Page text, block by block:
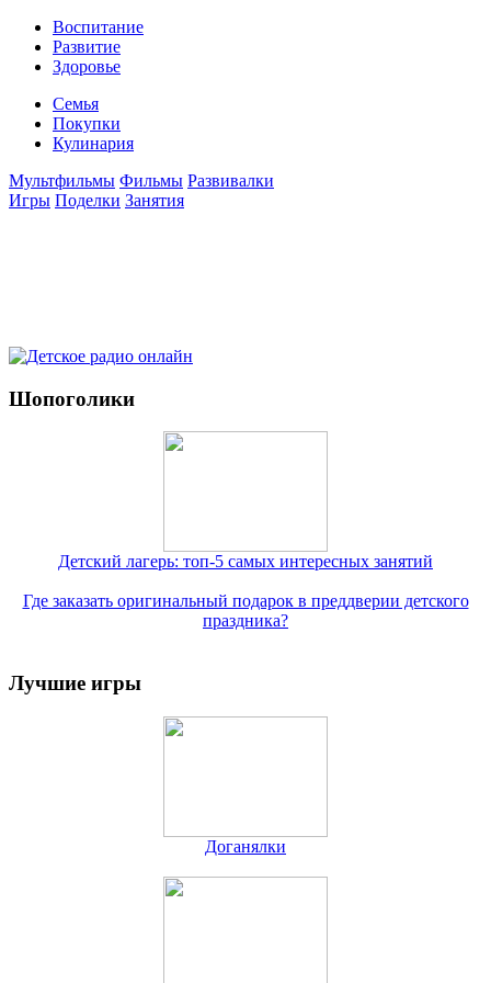
Воспитание
Развитие
Здоровье
Семья
Покупки
Кулинария
Мультфильмы Фильмы Развивалки
Игры Поделки Занятия
Шопоголики
Детский лагерь: топ-5 самых интересных занятий
Где заказать оригинальный подарок в преддверии детского
праздника?
Лучшие игры
Доганялки